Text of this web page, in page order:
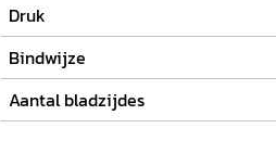
Druk
Bindwijze
Aantal bladzijdes